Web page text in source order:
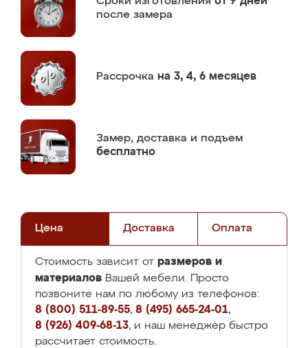
после замера
Рассрочка на 3, 4, 6 месяцев
Замер, доставка и подъем
бесплатно
Цена Доставка Оплата
Стоимость зависит от размеров и
материалов Вашей мебели. Просто
позвоните нам по любому из телефонов:
8 (800) 511-89-55, 8 (495) 665-24-01,
8 (926) 409-68-13, и наш менеджер быстро
рассчитает стоимость.